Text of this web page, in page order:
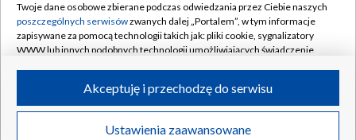
Rada Programowa
System NOS
Informacje o nadawcy
Program dla prasy
Kontakt
Kanały
©2026 Telewizja Polska S.A. w likwidacji
Twoje dane osobowe zbierane podczas odwiedzania przez Ciebie naszych
poszczególnych serwisówzwanych dalej „Portalem”, w tym informacje
zapisywane za pomocą technologii takich jak: pliki cookie, sygnalizatory
WWW lub innych podobnych technologii umożliwiających świadczenie
ruchu w Internecie.
Twoje dane osobowe zbierane podczas odwiedzania przez Ciebie
poszczególnych serwisówna Portalu, takie jak adresy IP, identyfikatory
Ustawienia zaawansowane
Akceptuję i przechodzę do serwisu